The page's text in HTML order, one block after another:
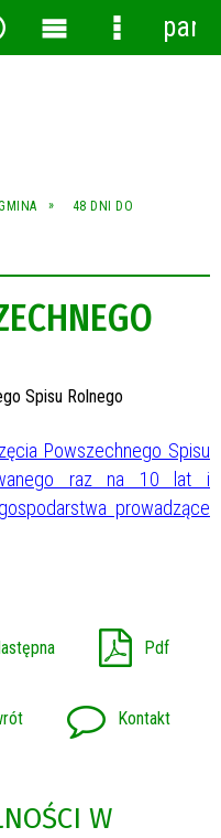
48 DNI DO
Powszechnego Spisu
raz na 10 lat i
prowadzące
Pdf
Kontakt
W
MenuMenu